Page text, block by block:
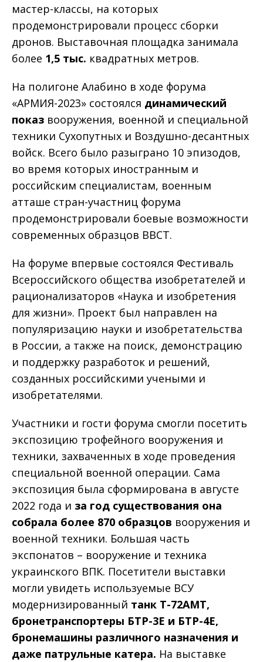
мастер-классы, на которых
продемонстрировали процесс сборки
дронов. Выставочная площадка занимала
более 1,5 тыс. квадратных метров.
На полигоне Алабино в ходе форума
«АРМИЯ-2023» состоялся динамический
показ вооружения, военной и специальной
техники Сухопутных и Воздушно-десантных
войск. Всего было разыграно 10 эпизодов,
во время которых иностранным и
российским специалистам, военным
атташе стран-участниц форума
продемонстрировали боевые возможности
современных образцов ВВСТ.
На форуме впервые состоялся Фестиваль
Всероссийского общества изобретателей и
рационализаторов «Наука и изобретения
для жизни». Проект был направлен на
популяризацию науки и изобретательства
в России, а также на поиск, демонстрацию
и поддержку разработок и решений,
созданных российскими учеными и
изобретателями.
Участники и гости форума смогли посетить
экспозицию трофейного вооружения и
техники, захваченных в ходе проведения
специальной военной операции. Сама
экспозиция была сформирована в августе
2022 года и за год существования она
собрала более 870 образцов вооружения и
военной техники. Большая часть
экспонатов – вооружение и техника
украинского ВПК. Посетители выставки
могли увидеть используемые ВСУ
модернизированный танк Т-72АМТ,
бронетранспортеры БТР-3Е и БТР-4Е,
бронемашины различного назначения и
даже патрульные катера. На выставке